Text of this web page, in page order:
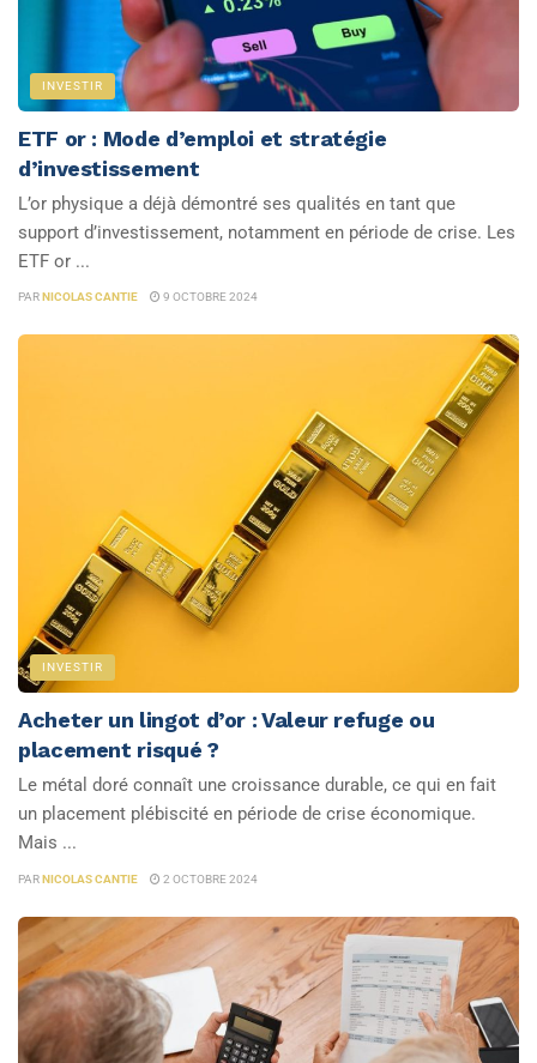
INVESTIR
ETF or : Mode d’emploi et stratégie
d’investissement
L’or physique a déjà démontré ses qualités en tant que
support d’investissement, notamment en période de crise. Les
ETF or ...
PARNICOLAS CANTIE 9 OCTOBRE 2024
INVESTIR
Acheter un lingot d’or : Valeur refuge ou
placement risqué ?
Le métal doré connaît une croissance durable, ce qui en fait
un placement plébiscité en période de crise économique.
Mais ...
PARNICOLAS CANTIE 2 OCTOBRE 2024